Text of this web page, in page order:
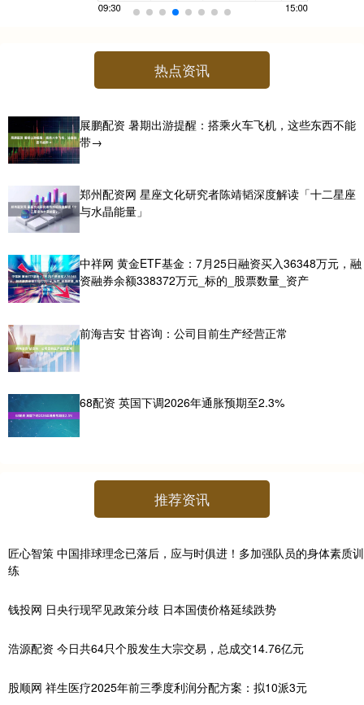
热点资讯
展鹏配资 暑期出游提醒：搭乘火车飞机，这些东西不能
带→
郑州配资网 星座文化研究者陈靖韬深度解读「十二星座
与水晶能量」
中祥网 黄金ETF基金：7月25日融资买入36348万元，融
资融券余额338372万元_标的_股票数量_资产
前海吉安 甘咨询：公司目前生产经营正常
68配资 英国下调2026年通胀预期至2.3%
推荐资讯
匠心智策 中国排球理念已落后，应与时俱进！多加强队员的身体素质训
练
钱投网 日央行现罕见政策分歧 日本国债价格延续跌势
浩源配资 今日共64只个股发生大宗交易，总成交14.76亿元
股顺网 祥生医疗2025年前三季度利润分配方案：拟10派3元